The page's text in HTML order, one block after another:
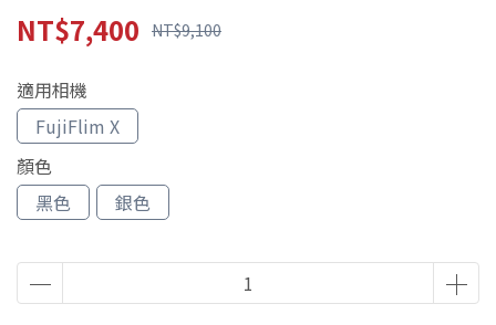
NT$7,400 NT$9,100
適用相機
FujiFlim X
顏色
黑色
銀色